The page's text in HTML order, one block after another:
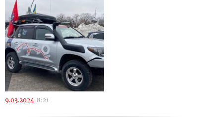
9.03.2024 8:21